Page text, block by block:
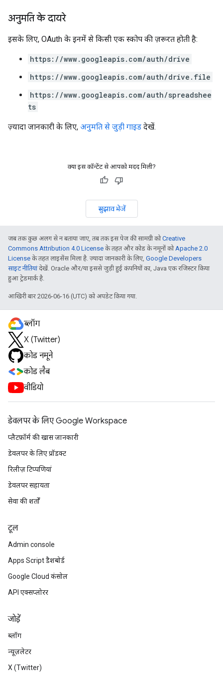
अनुमति के दायरे
इसके लिए, OAuth के इनमें से किसी एक स्कोप की ज़रूरत होती है:
https://www.googleapis.com/auth/drive
https://www.googleapis.com/auth/drive.file
https://www.googleapis.com/auth/spreadshee
ts
ज़्यादा जानकारी के लिए, अनुमति से जुड़ी गाइड देखें.
क्या इस कॉन्टेंट से आपको मदद मिली?
सुझाव भेजें
जब तक कुछ अलग से न बताया जाए, तब तक इस पेज की सामग्री कोCreative
Commons Attribution 4.0 License के तहत और कोड के नमूनों कोApache 2.0
License के तहत लाइसेंस मिला है. ज़्यादा जानकारी के लिए, Google Developers
साइट नीतियांदेखें. Oracle और/या इससे जुड़ी हुई कंपनियों का, Java एक रजिस्टर किया
हुआ ट्रेडमार्क है.
आखिरी बार 2026-06-16 (UTC) को अपडेट किया गया.
ब्लॉग
X (Twitter)
कोड नमूने
कोड लैब
वीडियो
डेवलपर के लिए Google Workspace
प्लैटफ़ॉर्म की खास जानकारी
डेवलपर के लिए प्रॉडक्ट
रिलीज़ टिप्पणियां
डेवलपर सहायता
सेवा की शर्तों
टूल
Admin console
Apps Script डैशबोर्ड
Google Cloud कंसोल
API एक्सप्लोरर
जोड़ें
ब्लॉग
न्यूज़लेटर
X (Twitter)